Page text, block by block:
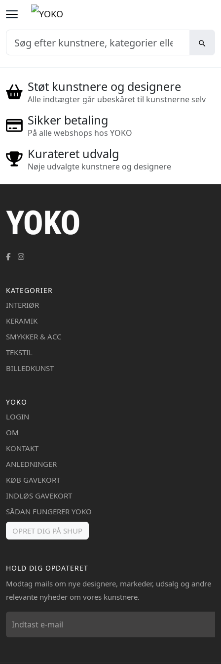
Støt kunstnere og designere
Alle indtægter går ubeskåret til kunstnerne selv
Sikker betaling
På alle webshops hos YOKO
Kurateret udvalg
Nøje udvalgte kunstnere og designere
KATEGORIER
INTERIØR
KERAMIK
SMYKKER & ACC
TEKSTIL
BILLEDKUNST
YOKO
LOGIN
OM
KONTAKT
ANLEDNINGER
KØB GAVEKORT
INDLØS GAVEKORT
SÅDAN FUNGERER YOKO
OPRET DIG PÅ SHUP
HOLD DIG OPDATERET
Modtag mails om nye designere, markeder, udsalg og andre
relevante nyheder om vores kunstnere.